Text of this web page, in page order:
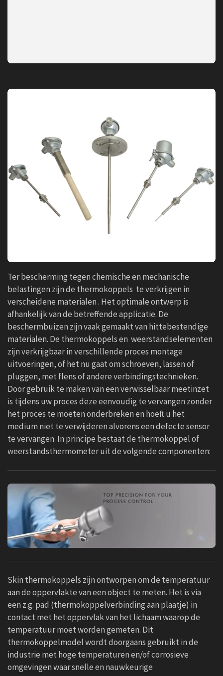
Ter bescherming tegen chemische en mechanische
belastingen zijn de thermokoppels te verkrijgen in
verscheidene materialen . Het optimale ontwerp is
afhankelijk van de betreffende applicatie. De
beschermbuizen zijn vaak gemaakt van hittebestendige
materialen. De thermokoppels en weerstandselementen
zijn verkrijgbaar in verschillende proces montage
uitvoeringen, of het nu gaat om schroeven, lassen of
pluggen, met flens of andere verbindingstechnieken.
Door gebruik te maken van een verwisselbaar meetinzet
is tijdens uw proces deze eenvoudig te vervangen zonder
het proces te moeten onderbreken en hoeft u het
medium niet te verwijderen alvorens een defecte sensor
te vervangen. In principe bestaat de thermokoppel of
weerstandsthermometer uit de volgende componenten:
Skin thermokoppels zijn ontworpen om de temperatuur
aan de oppervlakte van een object te meten. Het is via
een z.g. pad (thermokoppelverbinding aan plaatje) in
contact met het oppervlak van het lichaam waarop de
temperatuur moet worden gemeten. Dit
thermokoppelmodel wordt doorgaans gebruikt in de
industrie met hoge temperaturen en/of corrosieve
omgevingen waar snelle en nauwkeurige